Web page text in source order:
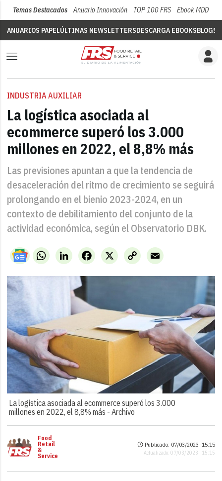
Temas Destacados Anuario Innovación TOP 100 FRS Ebook MDD
ANUARIOS PAPELÚLTIMAS NEWSLETTERSDESCARGA EBOOKSBLOGS
INDUSTRIA AUXILIAR
La logística asociada al
ecommerce superó los 3.000
millones en 2022, el 8,8% más
Las previsiones apuntan a que la tendencia de
desaceleración del ritmo de crecimiento se seguirá
prolongando en el bienio 2023-2024, en un
contexto de debilitamiento del conjunto de la
actividad económica, según el Observatorio DBK.
WhatsAppLinkedIn X
Facebook
Copy
Link
Email
La logística asociada al ecommerce superó los 3.000
millones en 2022, el 8,8% más -Archivo
Food
Retail
&
Service
Publicado: 07/03/2023 ·15:15
Actualizado: 07/03/2023 · 15:15